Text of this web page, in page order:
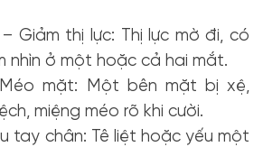
– Giảm thị lực: Thị lực mờ đi, có
nhìn ở một hoặc cả hai mắt.
mặt: Một bên mặt bị xệ,
miệng méo rõ khi cười.
tay chân: Tê liệt hoặc yếu một